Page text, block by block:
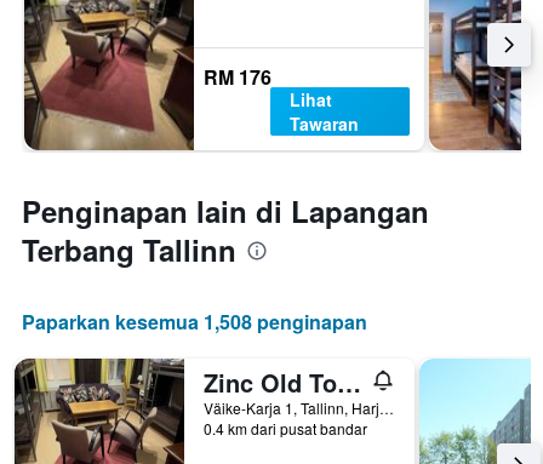
RM 176
Lihat
Tawaran
Penginapan lain di Lapangan
Terbang Tallinn
Paparkan kesemua 1,508 penginapan
Zinc Old Town Hostel Tallinn
Väike-Karja 1, Tallinn, Harjumaa, Estonia
0.4 km dari pusat bandar